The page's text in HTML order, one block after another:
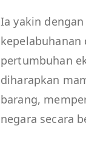
Ia yakin
pertumbuhan
diharapkan
barang,
negara secara